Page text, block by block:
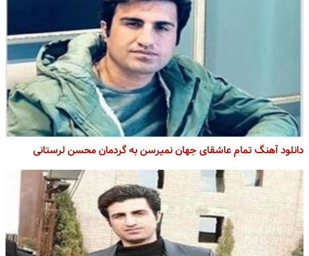
دانلود آهنگ تمام عاشقای جهان نمیرسن به گردمان محسن لرستانی